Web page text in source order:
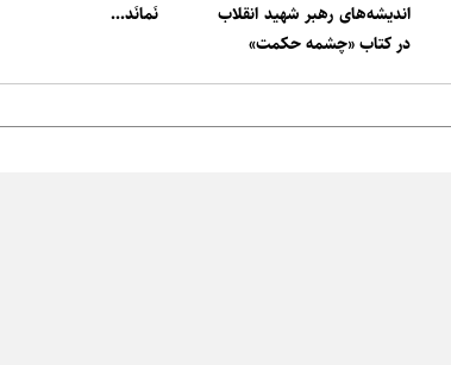
اندیشه‌های رهبر شهید انقلاب
در کتاب «چشمه حکمت»
نَمانَد...